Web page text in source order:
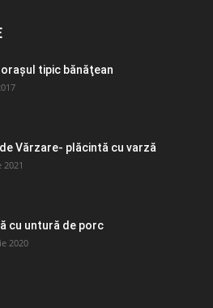
orașul tipic bănăţean
Vărzare- plăcintă cu varză
cu untură de porc
2020